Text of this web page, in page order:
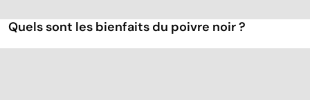
Quels sont les bienfaits du poivre noir ?